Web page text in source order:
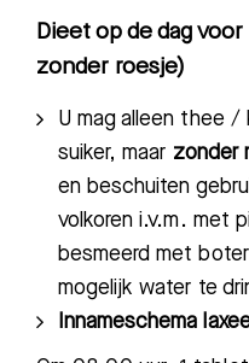
Dieet op de dag
zonder roesje)
U mag alleen thee
suiker, maar zonder
en beschuiten
volkoren i.v.m. met
besmeerd met
mogelijk water te
Innameschema